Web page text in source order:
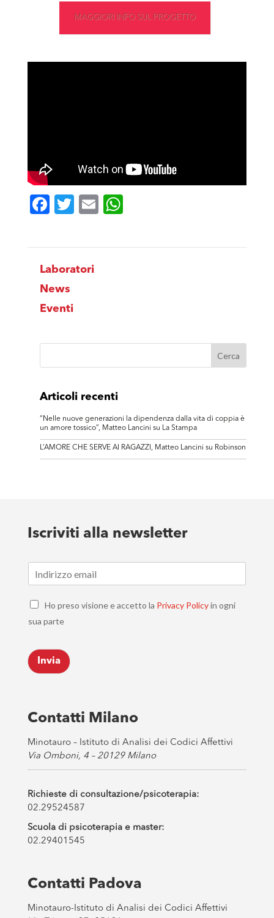
MAGGIORI INFO SUL PROGETTO
Facebook
Twitter
Email
Laboratori
News
Eventi
Articoli recenti
“Nelle nuove generazioni la dipendenza dalla vita di coppia è
un amore tossico”, Matteo Lancini su La Stampa
L’AMORE CHE SERVE AI RAGAZZI, Matteo Lancini su Robinson
Iscriviti alla newsletter
m
C
e
k
b
s
*
Ho preso visione e accetto la Privacy Policyin ogni
sua parte
Invia
Contatti Milano
Minotauro – Istituto di Analisi dei Codici Affettivi
Via Omboni, 4 – 20129 Milano
Richieste di consultazione/psicoterapia:
02.29524587
Scuola di psicoterapia e master:
02.29401545
Contatti Padova
Minotauro-Istituto di Analisi dei Codici Affettivi